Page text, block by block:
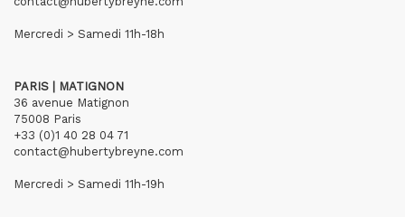
Mercredi > Samedi 11h-18h
PARIS | MATIGNON
36 avenue Matignon
75008 Paris
+33 (0)1 40 28 04 71
contact@hubertybreyne.com
Mercredi > Samedi 11h-19h